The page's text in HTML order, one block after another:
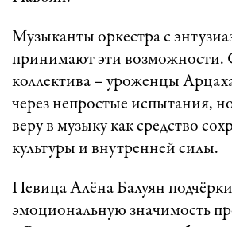
Музыканты оркестра с
принимают эти возможности.
коллектива – уроженцы
через непростые испытания,
веру в музыку как средство
культуры и внутренней силы.
Певица Алёна Балуян
эмоциональную значимость